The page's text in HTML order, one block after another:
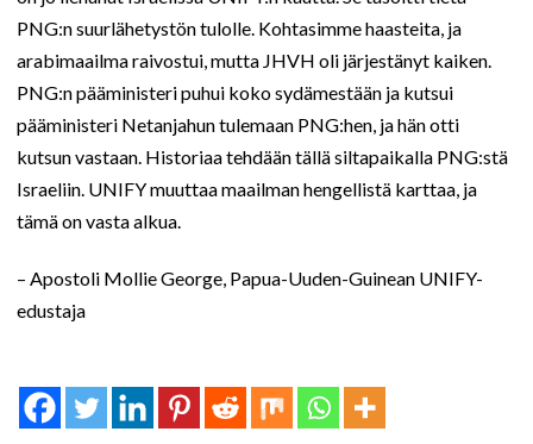
PNG:n suurlähetystön tulolle. Kohtasimme haasteita, ja
arabimaailma raivostui, mutta JHVH oli järjestänyt kaiken.
PNG:n pääministeri puhui koko sydämestään ja kutsui
pääministeri Netanjahun tulemaan PNG:hen, ja hän otti
kutsun vastaan. Historiaa tehdään tällä siltapaikalla PNG:stä
Israeliin. UNIFY muuttaa maailman hengellistä karttaa, ja
tämä on vasta alkua.
– Apostoli Mollie George, Papua-Uuden-Guinean UNIFY-
edustaja